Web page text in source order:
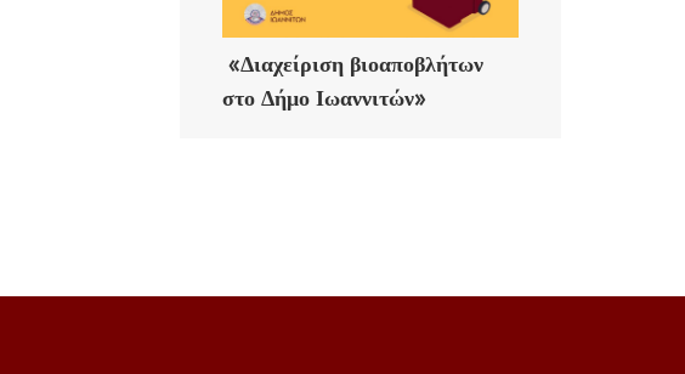
«Διαχείριση βιοαποβλήτων
στο Δήμο Ιωαννιτών»